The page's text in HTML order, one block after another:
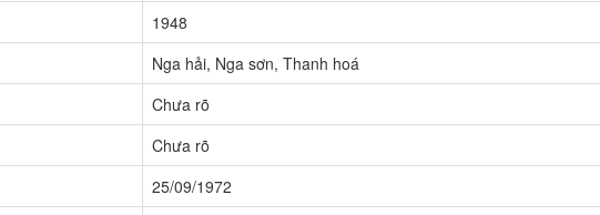
1948
Nga hải, Nga sơn, Thanh hoá
Chưa rõ
Chưa rõ
25/09/1972